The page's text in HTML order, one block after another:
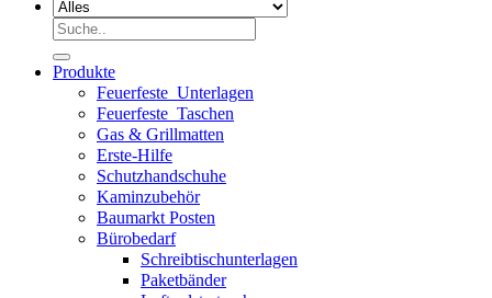
Suchen
Produkte
Feuerfeste_Unterlagen
Feuerfeste_Taschen
Gas & Grillmatten
Erste-Hilfe
Schutzhandschuhe
Kaminzubehör
Baumarkt Posten
Bürobedarf
Schreibtischunterlagen
Paketbänder